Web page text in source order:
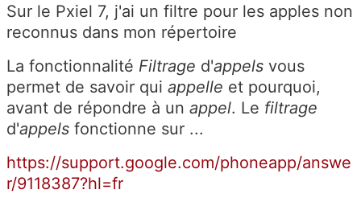
Sur le Pxiel 7, j'ai un filtre pour les apples non
reconnus dans mon répertoire
La fonctionnalité Filtrage d'appels vous
permet de savoir qui appelle et pourquoi,
avant de répondre à un appel. Le filtrage
d'appels fonctionne sur ...
https://support.google.com/phoneapp/answe
r/9118387?hl=fr